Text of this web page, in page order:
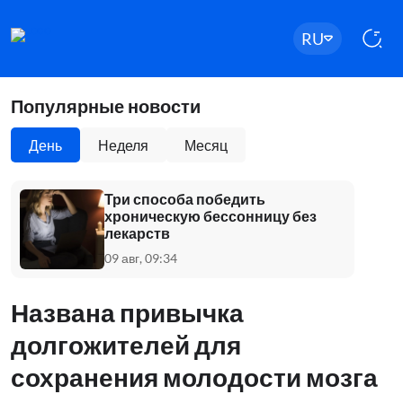
RU
Популярные новости
День Неделя Месяц
Три способа победить
хроническую бессонницу без
лекарств
09 авг, 09:34
Названа привычка
долгожителей для
сохранения молодости мозга